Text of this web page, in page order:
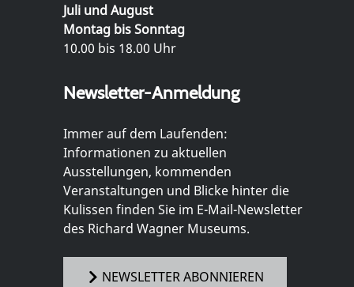
Juli und August
Montag bis Sonntag
10.00 bis 18.00 Uhr
Newsletter-Anmeldung
Immer auf dem Laufenden:
Informationen zu aktuellen
Ausstellungen, kommenden
Veranstaltungen und Blicke hinter die
Kulissen finden Sie im E-Mail-Newsletter
des Richard Wagner Museums.
NEWSLETTER ABONNIEREN